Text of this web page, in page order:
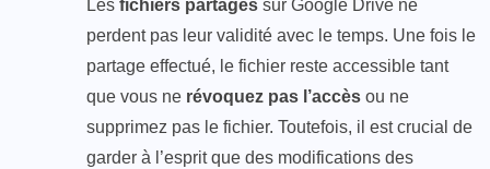
Les fichiers partagés sur Google Drive ne
perdent pas leur validité avec le temps. Une fois le
partage effectué, le fichier reste accessible tant
que vous ne révoquez pas l’accès ou ne
supprimez pas le fichier. Toutefois, il est crucial de
garder à l’esprit que des modifications des